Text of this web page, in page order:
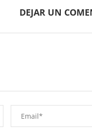
DEJAR UN